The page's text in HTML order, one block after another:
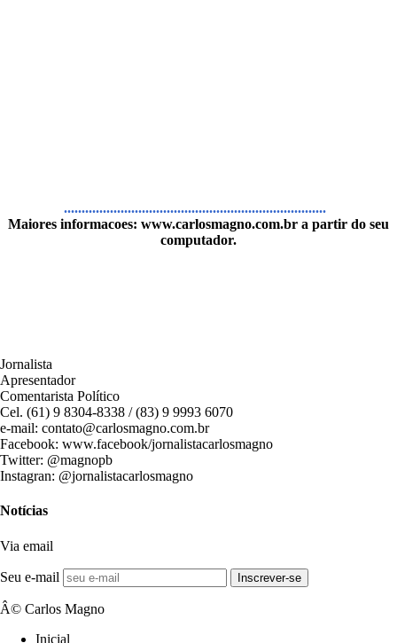
..........................................................................
Maiores informacoes: www.carlosmagno.com.br a partir do seu
computador.
Jornalista
Apresentador
Comentarista Político
Cel. (61) 9 8304-8338 / (83) 9 9993 6070
e-mail: contato@carlosmagno.com.br
Facebook: www.facebook/jornalistacarlosmagno
Twitter: @magnopb
Instagran: @jornalistacarlosmagno
Notícias
Via email
Seu e-mail Inscrever-se
Â© Carlos Magno
Inicial